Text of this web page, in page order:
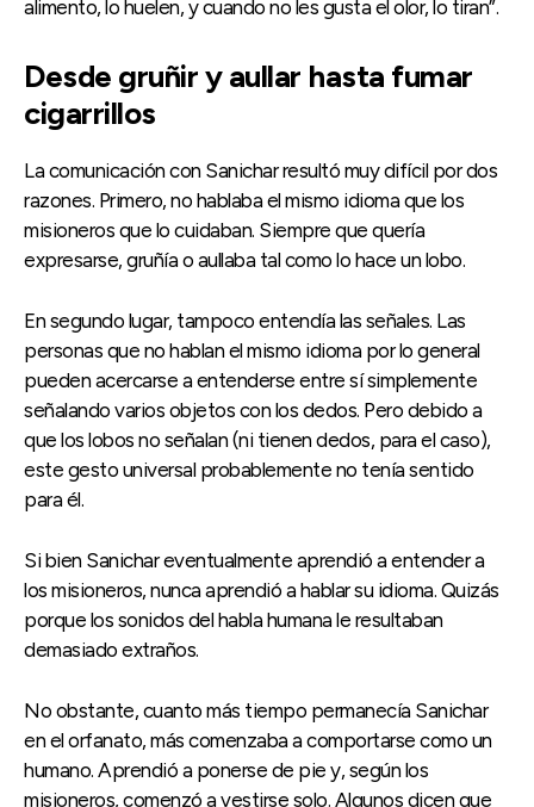
alimento, lo huelen, y cuando no les gusta el olor, lo tiran”.
Desde gruñir y aullar hasta fumar
cigarrillos
La comunicación con Sanichar resultó muy difícil por dos
razones. Primero, no hablaba el mismo idioma que los
misioneros que lo cuidaban. Siempre que quería
expresarse, gruñía o aullaba tal como lo hace un lobo.
En segundo lugar, tampoco entendía las señales. Las
personas que no hablan el mismo idioma por lo general
pueden acercarse a entenderse entre sí simplemente
señalando varios objetos con los dedos. Pero debido a
que los lobos no señalan (ni tienen dedos, para el caso),
este gesto universal probablemente no tenía sentido
para él.
Si bien Sanichar eventualmente aprendió a entender a
los misioneros, nunca aprendió a hablar su idioma. Quizás
porque los sonidos del habla humana le resultaban
demasiado extraños.
No obstante, cuanto más tiempo permanecía Sanichar
en el orfanato, más comenzaba a comportarse como un
humano. Aprendió a ponerse de pie y, según los
misioneros, comenzó a vestirse solo. Algunos dicen que